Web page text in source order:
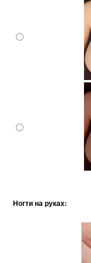
Ногти на руках: